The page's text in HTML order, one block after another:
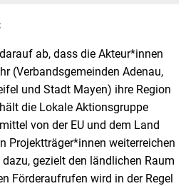
ab, dass die Akteur*innen
(Verbandsgemeinden Adenau,
und Stadt Mayen) ihre Region
die Lokale Aktionsgruppe
von der EU und dem Land
Projektträger*innen weiterreichen
gezielt den ländlichen Raum
Förderaufrufen wird in der Regel